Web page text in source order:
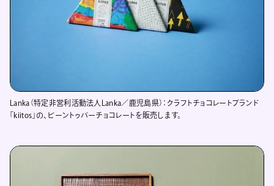
Lanka（特定非営利活動法人Lanka／鹿児島県）：クラフトチョコレートブランド
「kiitos」の、ビーントゥバーチョコレートを販売します。